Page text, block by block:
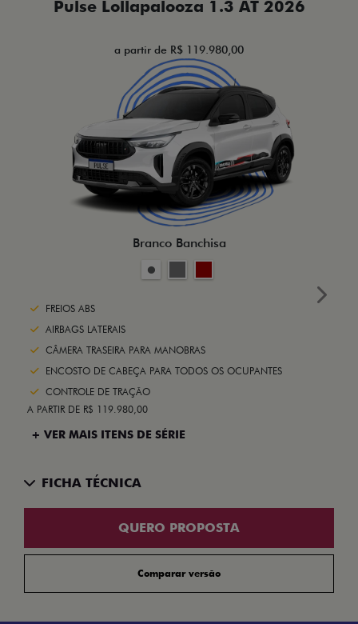
Pulse Lollapalooza 1.3 AT 2026
a partir de R$ 119.980,00
Branco Banchisa
FREIOS ABS
AIRBAGS LATERAIS
CÂMERA TRASEIRA PARA MANOBRAS
ENCOSTO DE CABEÇA PARA TODOS OS OCUPANTES
CONTROLE DE TRAÇÃO
A PARTIR DE R$ 119.980,00
+ VER MAIS ITENS DE SÉRIE
FICHA TÉCNICA
QUERO PROPOSTA
Comparar versão
Next